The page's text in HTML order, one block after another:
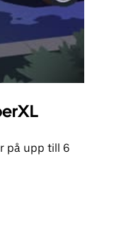
på upp till 6